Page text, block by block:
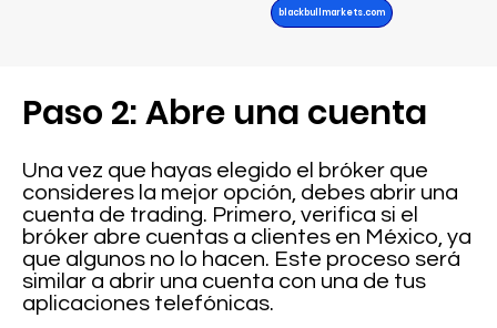
Paso 2: Abre una cuenta
Una vez que hayas elegido el bróker que
consideres la mejor opción, debes abrir una
cuenta de trading. Primero, verifica si el
bróker abre cuentas a clientes en México, ya
que algunos no lo hacen. Este proceso será
similar a abrir una cuenta con una de tus
aplicaciones telefónicas.
blackbullmarkets.com